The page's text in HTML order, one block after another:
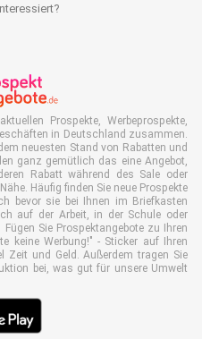
Prospekte, Werbeprospekte,
in Deutschland zusammen.
neuesten Stand von Rabatten und
ganz gemütlich das eine Angebot,
Rabatt während des Sale oder
Häufig finden Sie neue Prospekte
bevor sie bei Ihnen im Briefkasten
auf der Arbeit, in der Schule oder
Sie Prospektangebote zu Ihren
keine Werbung!" - Sticker auf Ihren
Zeit und Geld. Außerdem tragen Sie
bei, was gut für unsere Umwelt